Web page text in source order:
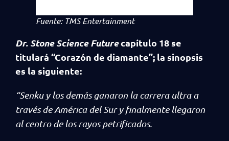
Fuente: TMS Entertainment
Dr. Stone Science Futurecapítulo 18 se
titulará “Corazón de diamante”; la sinopsis
es la siguiente:
“Senku y los demás ganaron la carrera ultra a
través de América del Sur y finalmente llegaron
al centro de los rayos petrificados.